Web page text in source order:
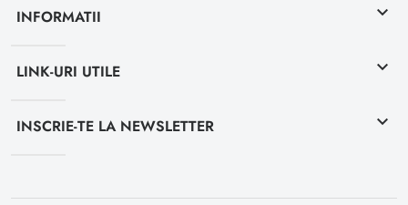
INFORMATII keyboard_arrow_down
LINK-URI UTILE keyboard_arrow_down
INSCRIE-TE LA NEWSLETTER keyboard_arrow_down